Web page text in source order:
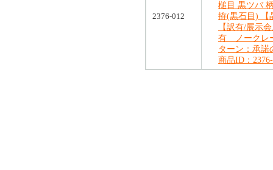
2376-012
槌目 黒ツバ
拵(黒石目) 【
【訳有/展示
有 ノークレ
ターン：承諾
商品ID：